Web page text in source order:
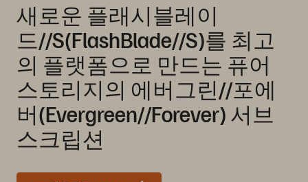
새로운 플래시블레이
드//S(FlashBlade//S)를 최고
의 플랫폼으로 만드는 퓨어
스토리지의 에버그린//포에
버(Evergreen//Forever) 서브
스크립션